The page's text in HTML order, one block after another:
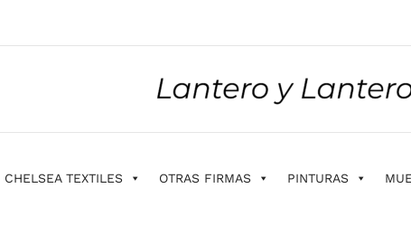
CHELSEA TEXTILES OTRAS FIRMAS PINTURAS